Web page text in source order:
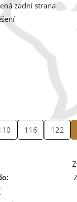
zadní strana
116 122